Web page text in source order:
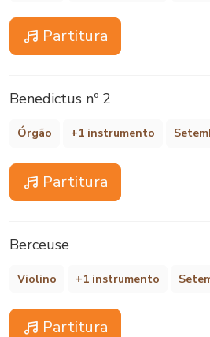
Partitura
Benedictus nº 2
Órgão +1 instrumento
Partitura
Berceuse
Violino +1 instrumento
Partitura